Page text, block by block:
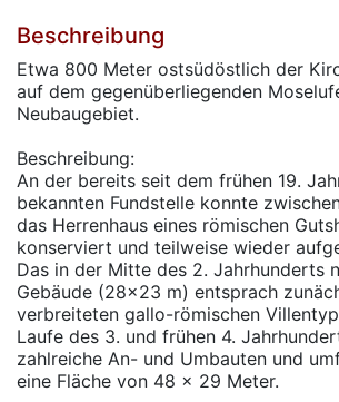
Beschreibung
Etwa 800 Meter ostsüdöstlich der
auf dem gegenüberliegenden
Neubaugebiet.
Beschreibung:
An der bereits seit dem frühen 19.
bekannten Fundstelle konnte
das Herrenhaus eines römischen
konserviert und teilweise wieder
Das in der Mitte des 2. Jahrhunderts
Gebäude (28x23 m) entsprach
verbreiteten gallo-römischen
Laufe des 3. und frühen 4.
zahlreiche An- und Umbauten und
eine Fläche von 48 x 29 Meter.